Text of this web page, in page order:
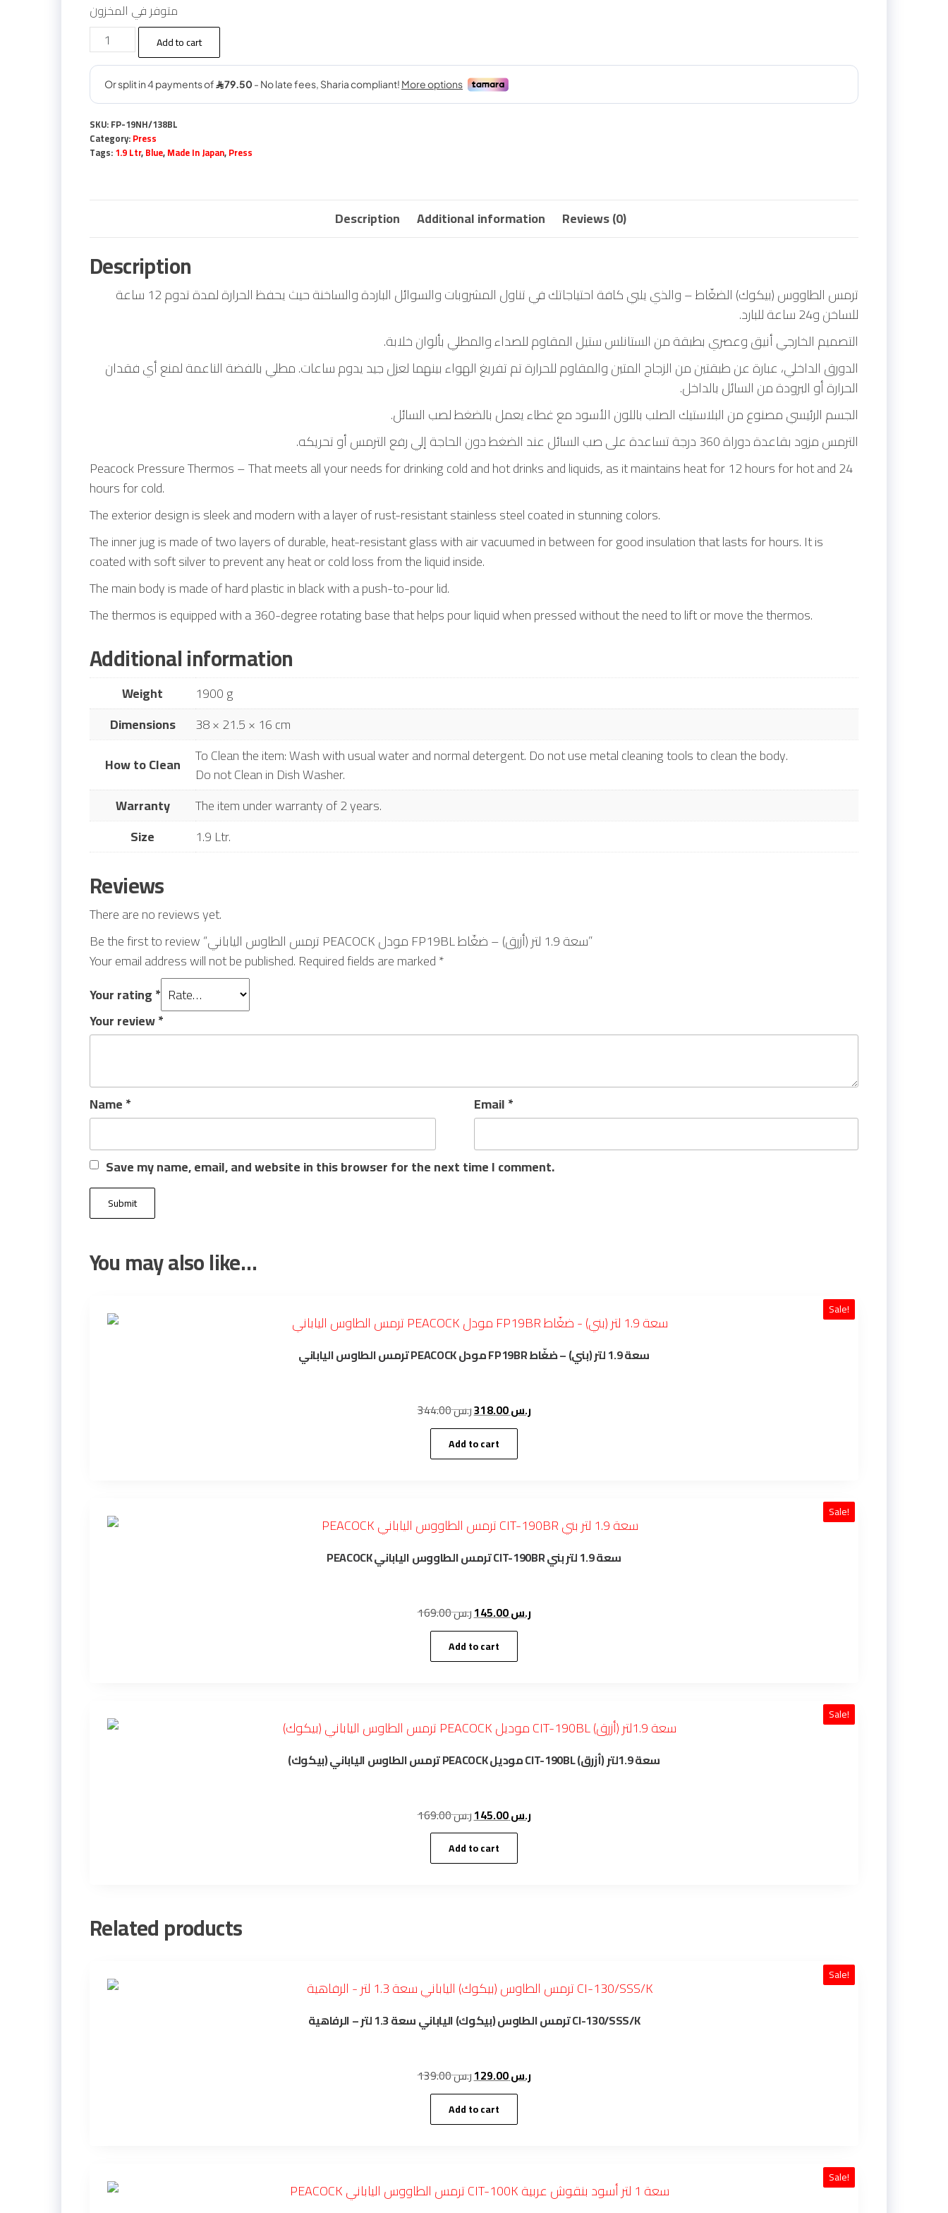
متوفر في المخزون
ترمس
الطاوس
الياباني
PEACOCK
FP19BL
سعة
ضغّاط
quantity
Add to cart
SKU:FP-19NH/138BL
Category:Press
Tags:1.9 Ltr,Blue,Made In Japan,Press
Description Additional information Reviews (0)
Description
ترمس الطاووس (بيكوك) الضغّاط – والذي يلبي كافة احتياجاتك في تناول المشروبات والسوائل الباردة والساخنة حيث يحفظ الحرارة لمدة تدوم 12 ساعة
للساخن و24 ساعة للبارد.
التصميم الخارجي أنيق وعصري بطبقة من الستانلس ستيل المقاوم للصداء والمطلي بألوان خلابة.
الدورق الداخلي، عبارة عن طبقتين من الزجاج المتين والمقاوم للحرارة تم تفريغ الهواء بينهما لعزل جيد يدوم ساعات. مطلي بالفضة الناعمة لمنع أي فقدان
الحرارة أو البرودة من السائل بالداخل.
الجسم الرئيسي مصنوع من البلاستيك الصلب باللون الأسود مع غطاء يعمل بالضغط لصب السائل.
الترمس مزود بقاعدة دوراة 360 درجة تساعدة على صب السائل عند الضغط دون الحاجة إلي رفع الترمس أو تحريكه.
Peacock Pressure Thermos – That meets all your needs for drinking cold and hot drinks and liquids, as it maintains heat for 12 hours for hot and 24
hours for cold.
The exterior design is sleek and modern with a layer of rust-resistant stainless steel coated in stunning colors.
The inner jug ​​is made of two layers of durable, heat-resistant glass with air vacuumed in between for good insulation that lasts for hours. It is
coated with soft silver to prevent any heat or cold loss from the liquid inside.
The main body is made of hard plastic in black with a push-to-pour lid.
The thermos is equipped with a 360-degree rotating base that helps pour liquid when pressed without the need to lift or move the thermos.
Additional information
Weight
1900 g
Dimensions
38 × 21.5 × 16 cm
How to Clean
To Clean the item: Wash with usual water and normal detergent. Do not use metal cleaning tools to clean the body.
Do not Clean in Dish Washer.
Warranty
The item under warranty of 2 years.
Size
1.9 Ltr.
Reviews
There are no reviews yet.
Be the first to review “ترمس الطاوس الياباني PEACOCK مودل FP19BL سعة 1.9 لتر (أزرق) – ضغّاط”
Your email address will not be published. Required fields are marked*
Your rating*
Your review*
Name* Email*
Save my name, email, and website in this browser for the next time I comment.
You may also like…
Sale!
ترمس الطاوس الياباني PEACOCK مودل FP19BR سعة 1.9 لتر (بني) – ضغّاط
ر.س344.00
Original
price
was:
ر.س318.00
Current
Add to cart
Sale!
PEACOCK ترمس الطاووس الياباني CIT-190BR سعة 1.9 لتر بني
ر.س169.00
Original
price
was:
ر.س145.00
Current
Add to cart
Sale!
ترمس الطاوس الياباني (بيكوك) PEACOCK موديل CIT-190BL سعة 1.9لتر (أزرق)
ر.س169.00
Original
price
was:
ر.س145.00
Current
Add to cart
Related products
Sale!
ترمس الطاوس (بيكوك) الياباني سعة 1.3 لتر – الرفاهية CI-130/SSS/K
ر.س139.00
Original
price
was:
ر.س129.00
Current
Add to cart
Sale!